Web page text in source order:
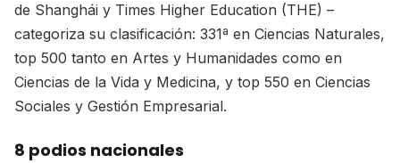
de Shanghái y Times Higher Education (THE) –
categoriza su clasificación: 331ª en Ciencias Naturales,
top 500 tanto en Artes y Humanidades como en
Ciencias de la Vida y Medicina, y top 550 en Ciencias
Sociales y Gestión Empresarial.
8 podios nacionales